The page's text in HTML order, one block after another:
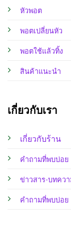
หัวพอต
พอตเปลี่ยนหัว
พอตใช้แล้วทิ้ง
สินค้าแนะนำ
เกี่ยวกับเรา
เกี่ยวกับร้าน
คำถามที่พบบ่อย
ข่าวสาร-บทคว
คำถามที่พบบ่อย